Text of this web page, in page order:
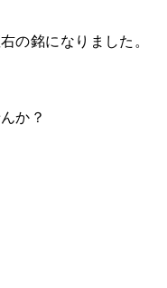
の銘になりました。
か？